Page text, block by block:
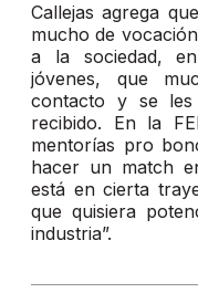
Callejas agrega
mucho de
a la sociedad,
jóvenes, que
contacto y se
recibido. En la
mentorías pro
hacer un match
está en cierta
que quisiera
industria”.